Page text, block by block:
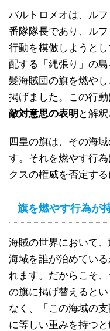
バルトロメオは、ル
番隊隊長であり、ル
行動を模倣しようと
配する「縄張り」の
髪海賊団の旗を燃や
掲げました。この行
敵対意思の表明 と解釈
四皇の旗は、その海
す。それを燃やす行
クスの権威を否定す
旗を燃やす行為が
海賊の世界において
海域を誰が治めてい
れます。だからこそ
の旗に掲げ替えると
なく、「この海域の
に等しい重みを持つと